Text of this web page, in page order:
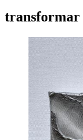
transformar